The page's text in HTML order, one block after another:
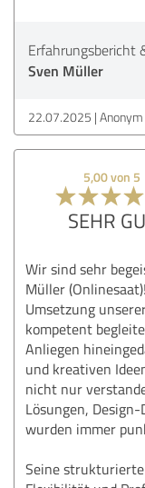
Erfahrungsbericht
Sven Müller
22.07.2025 Anonym
5,00 von 5
SEHR
Wir sind sehr
Müller
Umsetzung
kompetent
Anliegen
und kreativen
nicht nur
Lösungen,
wurden immer
Seine